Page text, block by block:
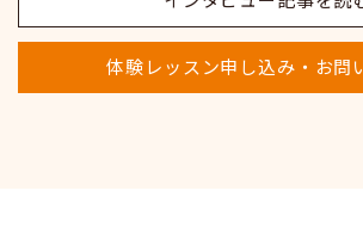
体験レッスン申し込み・お問